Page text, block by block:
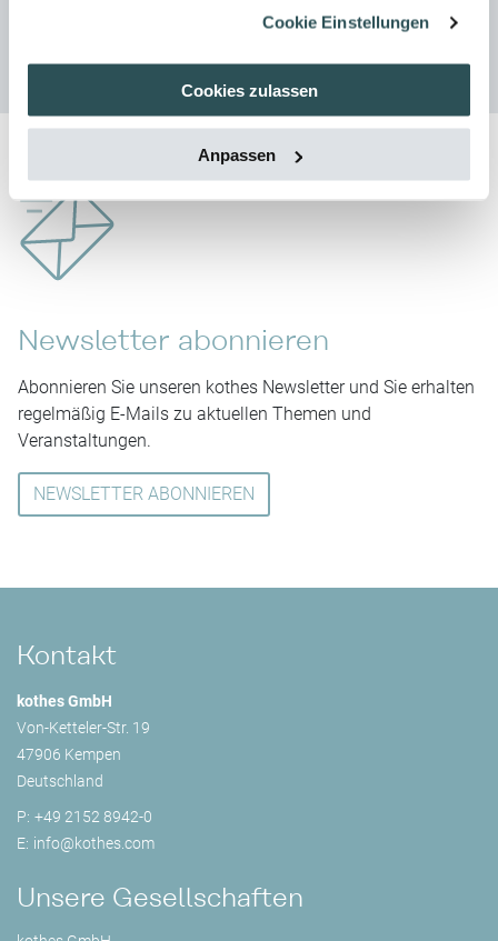
Cookie Einstellungen
Cookies zulassen
Anpassen
Newsletter abonnieren
Abonnieren Sie unseren kothes Newsletter und Sie erhalten
regelmäßig E-Mails zu aktuellen Themen und
Veranstaltungen.
NEWSLETTER ABONNIEREN
Kontakt
kothes GmbH
Von-Ketteler-Str. 19
47906 Kempen
Deutschland
P: +49 2152 8942-0
E: info@kothes.com
Unsere Gesellschaften